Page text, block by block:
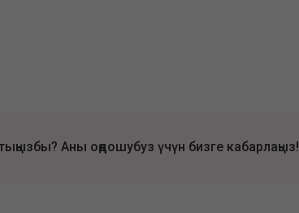
Аны оңдошубуз үчүн бизге кабарлаңыз!